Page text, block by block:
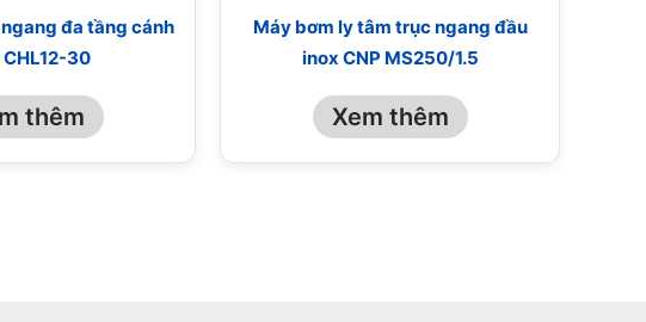
đa tầng cánh
CHL12-30
thêm
Máy bơm ly tâm trục ngang đầu
inox CNP MS250/1.5
Xem thêm